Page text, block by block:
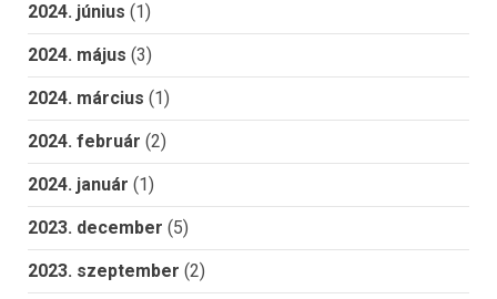
2024. június (1)
2024. május (3)
2024. március (1)
2024. február (2)
2024. január (1)
2023. december (5)
2023. szeptember (2)